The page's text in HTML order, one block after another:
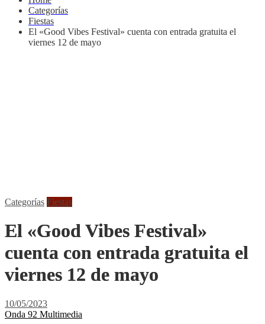
Categorías
Fiestas
El «Good Vibes Festival» cuenta con entrada gratuita el
viernes 12 de mayo
Categorías Fiestas
El «Good Vibes Festival»
cuenta con entrada gratuita el
viernes 12 de mayo
10/05/2023
Onda 92 Multimedia